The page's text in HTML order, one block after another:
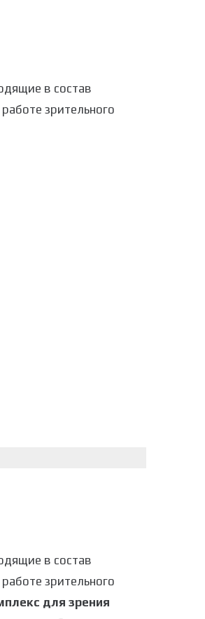
в состав
зрительного
в состав
зрительного
для зрения